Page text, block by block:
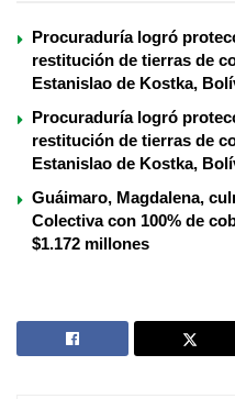
Procuraduría logró
restitución de tierras de
Estanislao de Kostka,
Procuraduría logró
restitución de tierras de
Estanislao de Kostka,
Guáimaro, Magdalena,
Colectiva con 100% de
$1.172 millones